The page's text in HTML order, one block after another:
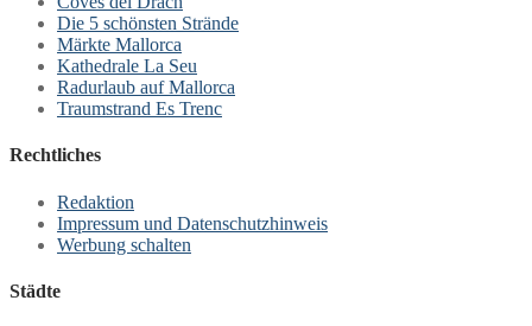
Die 5 schönsten Strände
Märkte Mallorca
Kathedrale La Seu
Radurlaub auf Mallorca
Traumstrand Es Trenc
Rechtliches
Redaktion
Impressum und Datenschutzhinweis
Werbung schalten
Städte